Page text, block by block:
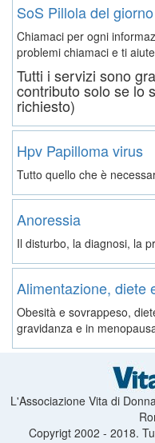
SoS Pillola del
Chiamaci per ogni
problemi chiamaci e ti
Tutti i servizi sono
contributo solo se lo
richiesto)
Hpv Papilloma virus
Tutto quello che è
Anoressia
Il disturbo, la diagnosi, la
Alimentazione, diete
Obesità e sovrappeso,
gravidanza e in
L'Associazione Vita di
Copyrigt 2002 - 2018.